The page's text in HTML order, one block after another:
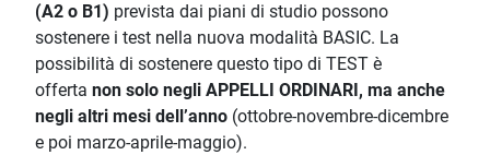
(A2 o B1) prevista dai piani di studio possono
sostenere i test nella nuova modalità BASIC. La
possibilità di sostenere questo tipo di TEST è
offerta non solo negli APPELLI ORDINARI, ma anche
negli altri mesi dell’anno (ottobre-novembre-dicembre
e poi marzo-aprile-maggio).